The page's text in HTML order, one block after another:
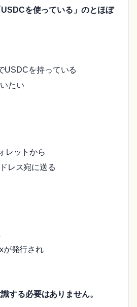
を使っている」のとほぼ
USDCを持っている
たい
レットから
レス宛に送る
が発行され
する必要はありません。